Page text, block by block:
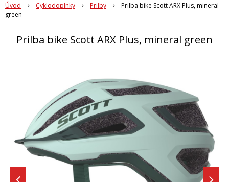
Úvod Cyklodoplnky Prilby
Prilba bike Scott ARX Plus, mineral
green
Prilba bike Scott ARX Plus, mineral green